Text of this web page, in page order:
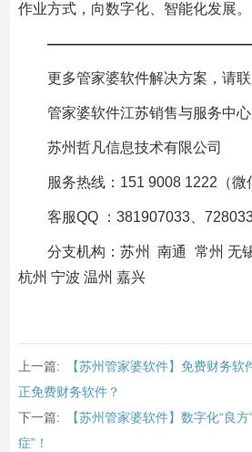
作业方式，向数字化、智能化发展。
更多管家婆软件解决方案，请联
管家婆软件江苏销售与服务中心
苏州哲凡信息技术有限公司
服务热线：151 9008 1222（微
客服QQ ：381907033、
分支机构：苏州 南通 常州 无
杭州 宁波 温州 嘉兴
上一篇:
【苏州管家婆软件】免费财务
正免费财务软件？
下一篇:
【苏州管家婆软件】数字化“良
症”！